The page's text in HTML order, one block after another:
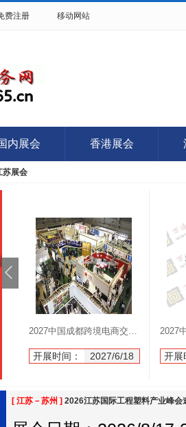
费注册 移动网站
内展会 香港展会
苏展会
2027中国成都跨境电商交易博览会6月18举办
开展时间： 2027/6/18 开展
[ 江苏－苏州 ] 2026江苏国际工程塑料产业峰会